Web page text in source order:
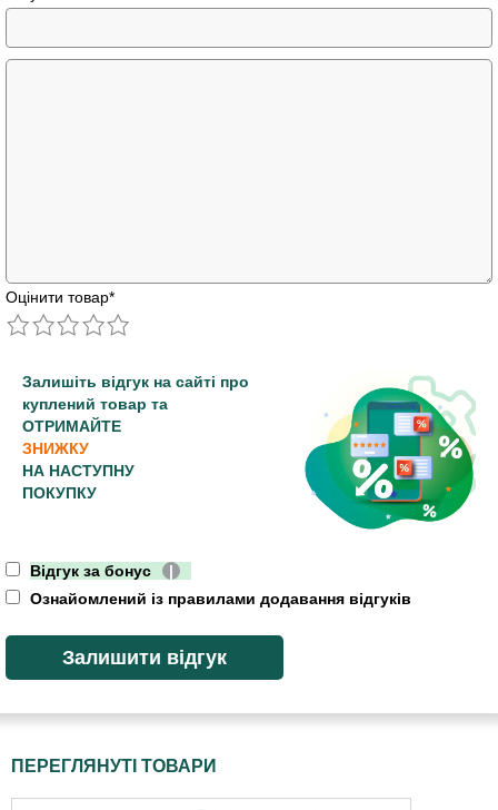
Оцінити товар*
Залишіть відгук на сайті про
куплений товар та
ОТРИМАЙТЕ
ЗНИЖКУ
НА НАСТУПНУ
ПОКУПКУ
Відгук за бонус
|
Ознайомлений із правилами додавання відгуків
ПЕРЕГЛЯНУТІ ТОВАРИ